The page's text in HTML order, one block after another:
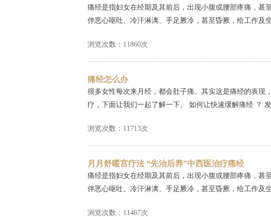
痛经是指妇女在经期及其前后，出现小腹或腰部疼痛，甚
伴恶心呕吐、冷汗淋漓、手足厥冷，甚至昏厥，给工作及
浏览次数：11860次
痛经怎么办
很多女性每次来月经，都会肚子痛。其实这是痛经的表现
疗，下面让我们一起了解一下。 如何让快速缓解痛经 ？
浏览次数：11713次
月月舒暖宫疗法 “先治后养”中西医治疗痛经
痛经是指妇女在经期及其前后，出现小腹或腰部疼痛，甚
伴恶心呕吐、冷汗淋漓、手足厥冷，甚至昏厥，给工作及
浏览次数：11467次